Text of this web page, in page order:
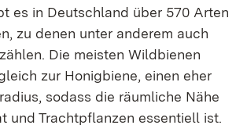
es in Deutschland über 570 Arten
zu denen unter anderem auch
Die meisten Wildbienen
zur Honigbiene, einen eher
sodass die räumliche Nähe
und Trachtpflanzen essentiell ist.